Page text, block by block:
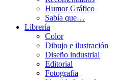
Humor Gráfico
Sabía que…
Librería
Color
Dibujo e ilustración
Diseño industrial
Editorial
Fotografía